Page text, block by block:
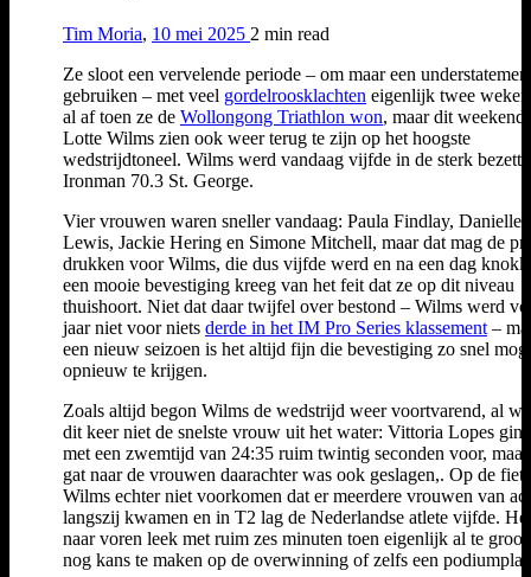
Tim Moria, 10 mei 2025 2 min read
Ze sloot een vervelende periode – om maar een
gebruiken – met veel gordelroosklachten eigenlijk twee
al af toen ze de Wollongong Triathlon won, maar dit weekend
Lotte Wilms zien ook weer terug te zijn op het hoogste
wedstrijdtoneel. Wilms werd vandaag vijfde in de sterk bezette
Ironman 70.3 St. George.
Vier vrouwen waren sneller vandaag: Paula Findlay, Danielle
Lewis, Jackie Hering en Simone Mitchell, maar dat mag de
drukken voor Wilms, die dus vijfde werd en na een dag
een mooie bevestiging kreeg van het feit dat ze op dit niveau
thuishoort. Niet dat daar twijfel over bestond – Wilms werd
jaar niet voor niets derde in het IM Pro Series klassement –
een nieuw seizoen is het altijd fijn die bevestiging zo snel
opnieuw te krijgen.
Zoals altijd begon Wilms de wedstrijd weer voortvarend, al
dit keer niet de snelste vrouw uit het water: Vittoria Lopes
met een zwemtijd van 24:35 ruim twintig seconden voor, maar
gat naar de vrouwen daarachter was ook geslagen,. Op de
Wilms echter niet voorkomen dat er meerdere vrouwen van
langszij kwamen en in T2 lag de Nederlandse atlete vijfde.
naar voren leek met ruim zes minuten toen eigenlijk al te
nog kans te maken op de overwinning of zelfs een